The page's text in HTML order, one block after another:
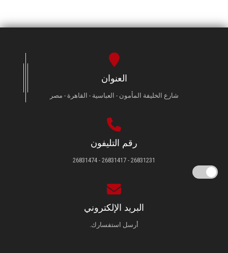
العنوان
شارع الخليفة المأمون - العباسية - القاهرة - مصر
رقم التليفون
26831231 - 26831417 - 26831474
البريد الإلكتروني
أرسل استفسارك.